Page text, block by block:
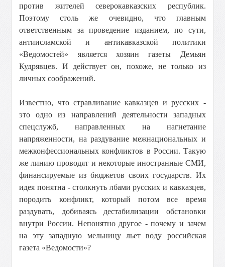
против жителей северокавказских республик.
Поэтому столь же очевидно, что главным
ответственным за проведение изданием, по сути,
антиисламской и антикавказской политики
«Ведомостей» является хозяин газеты Демьян
Кудрявцев. И действует он, похоже, не только из
личных соображений.
Известно, что стравливание кавказцев и русских -
это одно из направлений деятельности западных
спецслужб, направленных на нагнетание
напряженности, на раздувание межнациональных и
межконфессиональных конфликтов в России. Такую
же линию проводят и некоторые иностранные СМИ,
финансируемые из бюджетов своих государств. Их
идея понятна - столкнуть лбами русских и кавказцев,
породить конфликт, который потом все время
раздувать, добиваясь дестабилизации обстановки
внутри России. Непонятно другое - почему и зачем
на эту западную мельницу льет воду российская
газета «Ведомости»?